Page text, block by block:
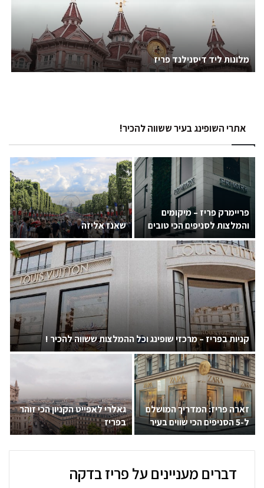
מלונות ליד דיסנילנד פריז
אתרי השופינג בעיר ששווה להכיר!
קניות בפריז – מרכזי שופינג וכל ההמלצות ששווה להכיר !
פריימרק פריז – מיקומים
והמלצות לסניפים הכי טובים
שאנז אליזה
זארה פריז: המדריך המושלם
ל-5 הסניפים הכי שווים בעיר
האורות
גאלרי לאפייט הקניון הכי זוהר
בפריז
דברים מעניינים על פריז בדקה